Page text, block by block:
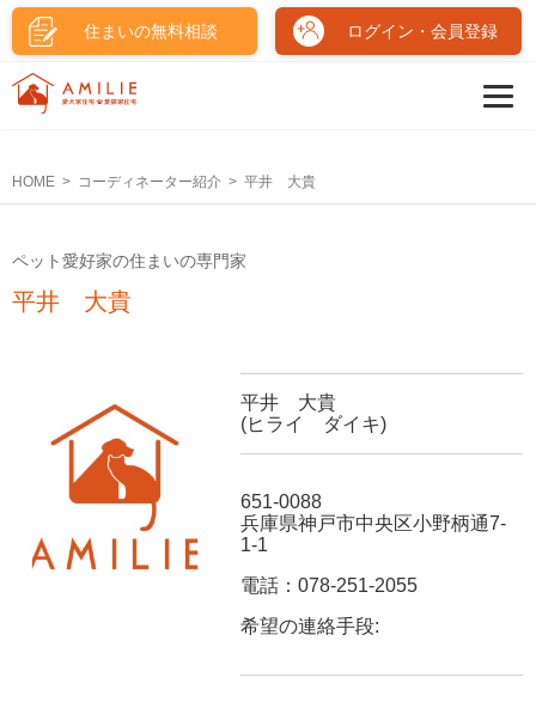
住まいの無料相談 ログイン・会員登録
HOME コーディネーター紹介 平井 大貴
ペット愛好家の住まいの専門家
平井 大貴
平井 大貴
(ヒライ ダイキ)
651-0088
兵庫県神戸市中央区小野柄通7-
1-1
電話：078-251-2055
希望の連絡手段: